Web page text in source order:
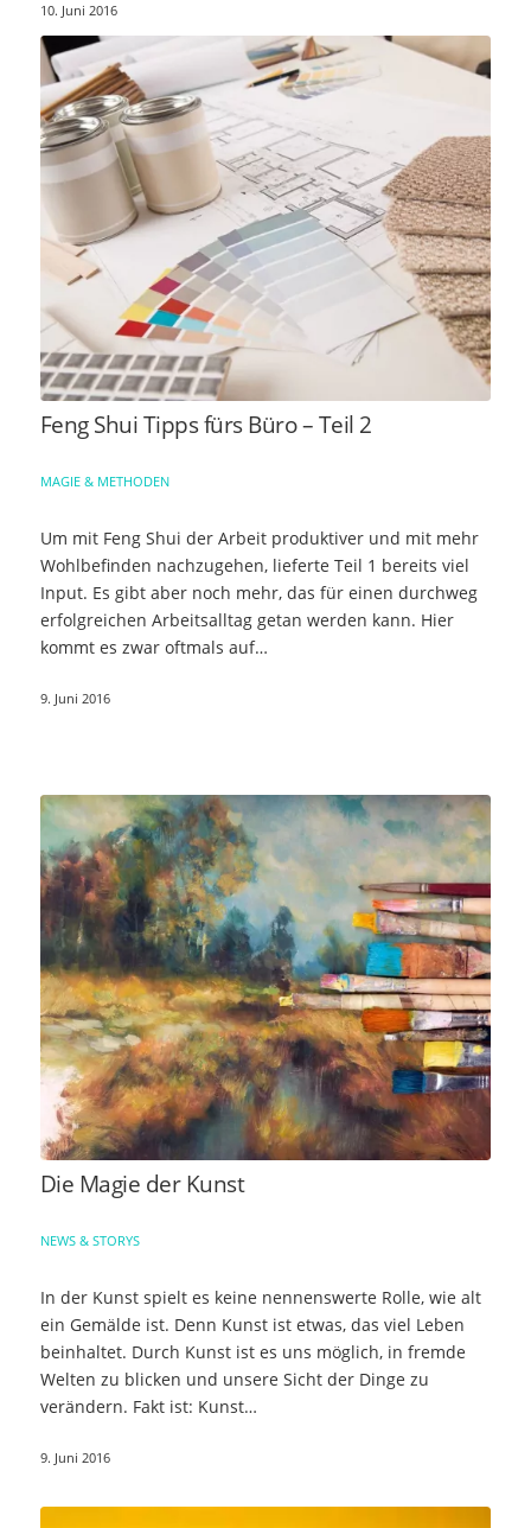
10. Juni 2016
Feng Shui Tipps fürs Büro – Teil 2
MAGIE & METHODEN
Um mit Feng Shui der Arbeit produktiver und mit mehr
Wohlbefinden nachzugehen, lieferte Teil 1 bereits viel
Input. Es gibt aber noch mehr, das für einen durchweg
erfolgreichen Arbeitsalltag getan werden kann. Hier
kommt es zwar oftmals auf…
9. Juni 2016
Die Magie der Kunst
NEWS & STORYS
In der Kunst spielt es keine nennenswerte Rolle, wie alt
ein Gemälde ist. Denn Kunst ist etwas, das viel Leben
beinhaltet. Durch Kunst ist es uns möglich, in fremde
Welten zu blicken und unsere Sicht der Dinge zu
verändern. Fakt ist: Kunst…
9. Juni 2016